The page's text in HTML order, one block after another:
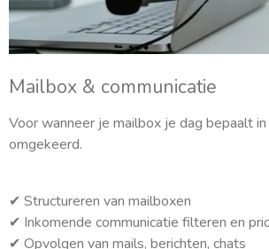
Mailbox & communicatie
Voor wanneer je mailbox je dag bepaalt
omgekeerd.
✔ Structureren van mailboxen
✔ Inkomende communicatie filteren en
✔ Opvolgen van mails, berichten, chats